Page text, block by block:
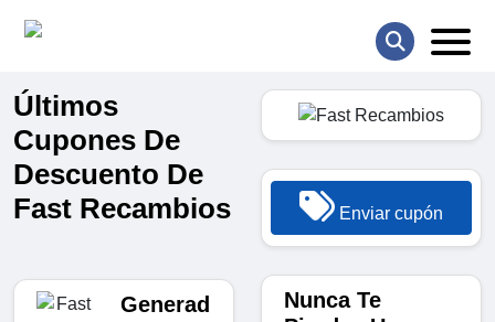
Últimos
Cupones De
Descuento De
Fast Recambios
Generad
Enviar cupón
Nunca Te